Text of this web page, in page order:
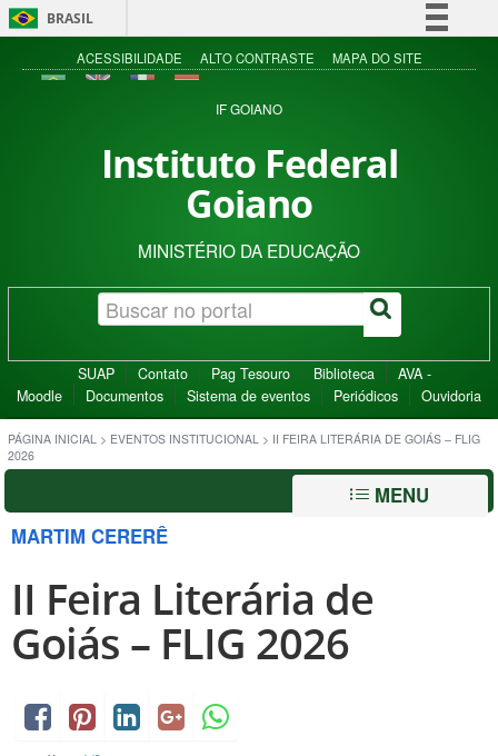
BRASIL
Simplifique!
Acesso à informação
ACESSIBILIDADE ALTO CONTRASTE MAPA DO SITE
IF GOIANO
Instituto Federal
Goiano
MINISTÉRIO DA EDUCAÇÃO
SUAP Contato Pag Tesouro Biblioteca
AVA -
Moodle
Documentos Sistema de eventos Periódicos Ouvidoria
PÁGINA INICIAL > EVENTOS INSTITUCIONAL > II FEIRA LITERÁRIA DE GOIÁS – FLIG
2026
MENU
MARTIM CERERÊ
II Feira Literária de
Goiás – FLIG 2026